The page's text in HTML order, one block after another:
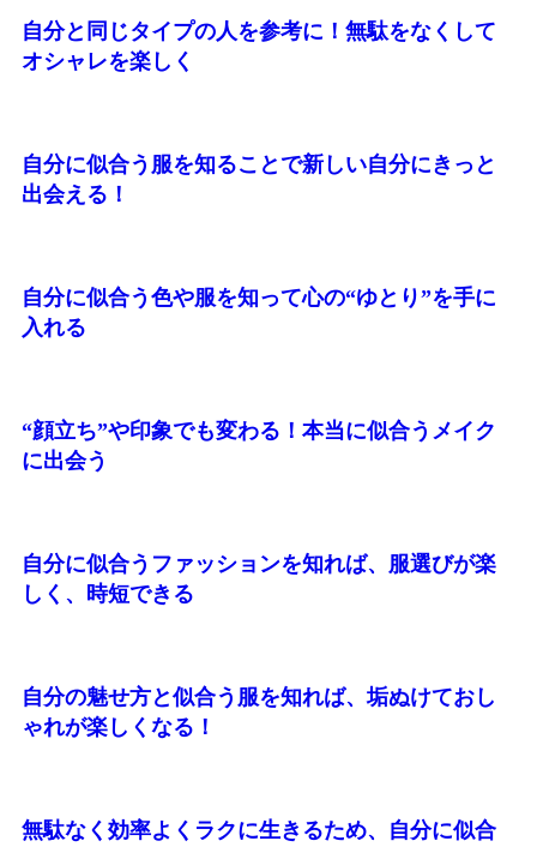
自分と同じタイプの人を参考に！無駄をなくして
オシャレを楽しく
自分に似合う服を知ることで新しい自分にきっと
出会える！
自分に似合う色や服を知って心の“ゆとり”を手に
入れる
“顔立ち”や印象でも変わる！本当に似合うメイク
に出会う
自分に似合うファッションを知れば、服選びが楽
しく、時短できる
自分の魅せ方と似合う服を知れば、垢ぬけておし
ゃれが楽しくなる！
無駄なく効率よくラクに生きるため、自分に似合